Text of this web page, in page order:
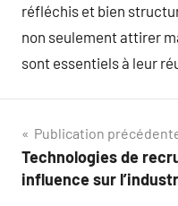
réfléchis et bien
non seulement attirer
sont essentiels à leur
Navigation
de
Publication
Technologies de
influence sur